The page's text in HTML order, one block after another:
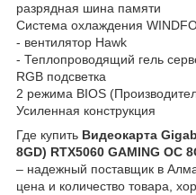
разрядная шина памяти
Система охлаждения
- вентилятор Hawk
- Теплопроводящий гель
RGB подсветка
2 режима BIOS
Усиленная конструкция
Где купить Видеокарта
8GD) RTX5060 GAMING OC
– надежный поставщик в
цена и количество товара,